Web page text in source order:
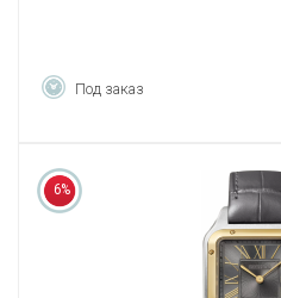
Под заказ
6%